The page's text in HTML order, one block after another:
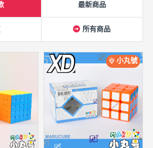
最新商品
所有商品
小丸號